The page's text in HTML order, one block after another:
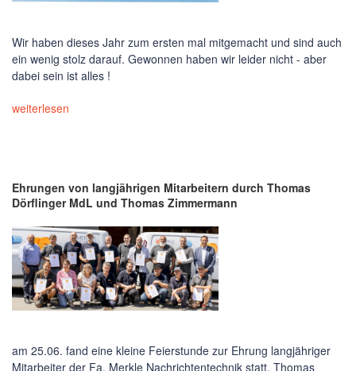
Wir haben dieses Jahr zum ersten mal mitgemacht und sind auch
ein wenig stolz darauf. Gewonnen haben wir leider nicht - aber
dabei sein ist alles !
weiterlesen
Ehrungen von langjährigen Mitarbeitern durch Thomas
Dörflinger MdL und Thomas Zimmermann
am 25.06. fand eine kleine Feierstunde zur Ehrung langjähriger
Mitarbeiter der Fa. Merkle Nachrichtentechnik statt. Thomas